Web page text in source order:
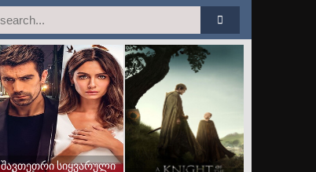
შავთეთრი სიყვარული